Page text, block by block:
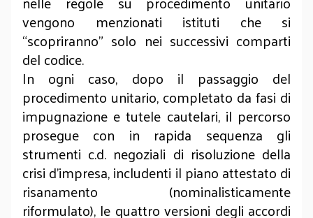
vengono menzionati istituti che si
“scopriranno” solo nei successivi comparti
del codice.
In ogni caso, dopo il passaggio del
procedimento unitario, completato da fasi di
impugnazione e tutele cautelari, il percorso
prosegue con in rapida sequenza gli
strumenti c.d. negoziali di risoluzione della
crisi d’impresa, includenti il piano attestato di
risanamento (nominalisticamente
riformulato), le quattro versioni degli accordi